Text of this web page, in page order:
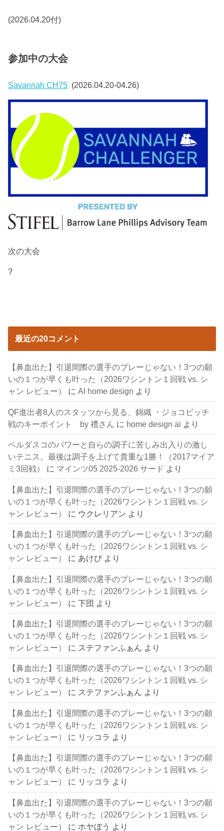
(2026.04.20付)
参加中の大会
Savannah CH75 (2026.04.20-04.26)
次の大会
?
最近の20コメント
【鼻血出た】引退間際の選手のプレーじゃない！3つの願
いの１つが早くも叶った（2026ワシントン１回戦 vs. シ
ャン レビュー）
にAI home design より
QF進出者8人のスタッツから見る、錦織 ・ジョコビッチ
戦のキーポイント by 禮さん に home design ai より
ベルダスコのパワーと自らの調子に苦しみ出入りの激し
いテニス。最後は調子を上げて貴重な1勝！（2017マイア
ミ3回戦）
に マインツ05 2025-2026 サード より
【鼻血出た】引退間際の選手のプレーじゃない！3つの願
いの１つが早くも叶った（2026ワシントン１回戦 vs. シ
ャン レビュー）
に ウクレリアン より
【鼻血出た】引退間際の選手のプレーじゃない！3つの願
いの１つが早くも叶った（2026ワシントン１回戦 vs. シ
ャン レビュー）
に あけび より
【鼻血出た】引退間際の選手のプレーじゃない！3つの願
いの１つが早くも叶った（2026ワシントン１回戦 vs. シ
ャン レビュー）
に下団 より
【鼻血出た】引退間際の選手のプレーじゃない！3つの願
いの１つが早くも叶った（2026ワシントン１回戦 vs. シ
ャン レビュー）
に ステファンふぁん より
【鼻血出た】引退間際の選手のプレーじゃない！3つの願
いの１つが早くも叶った（2026ワシントン１回戦 vs. シ
ャン レビュー）
に ステファンふぁん より
【鼻血出た】引退間際の選手のプレーじゃない！3つの願
いの１つが早くも叶った（2026ワシントン１回戦 vs. シ
ャン レビュー）
に リッコラ より
【鼻血出た】引退間際の選手のプレーじゃない！3つの願
いの１つが早くも叶った（2026ワシントン１回戦 vs. シ
ャン レビュー）
に リッコラ より
【鼻血出た】引退間際の選手のプレーじゃない！3つの願
いの１つが早くも叶った（2026ワシントン１回戦 vs. シ
ャン レビュー）
に ホヤぼう より